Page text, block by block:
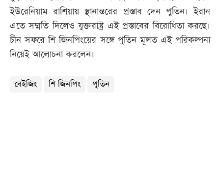
ইউরেনিয়াম রাশিয়ায় স্থানান্তরের প্রস্তাব দেন পুতিন। ইরান
এতে সম্মতি দিলেও যুক্তরাষ্ট্র এই প্রস্তাবের বিরোধিতা করছে।
চীন সফরে শি জিনপিংয়ের সঙ্গে পুতিন মূলত এই পরিকল্পনা
নিয়েই আলোচনা করলেন।
বেইজিং শি জিনপিং পুতিন